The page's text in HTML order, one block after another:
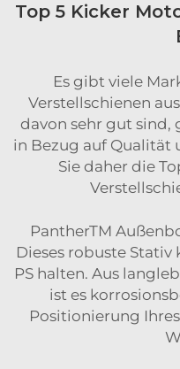
Top 5 Kicker
Es gibt viele
Verstellschienen
davon sehr gut sind,
in Bezug auf Qualität
Sie daher die
PantherTM
Dieses robuste
PS halten. Aus
ist es
Positionierung